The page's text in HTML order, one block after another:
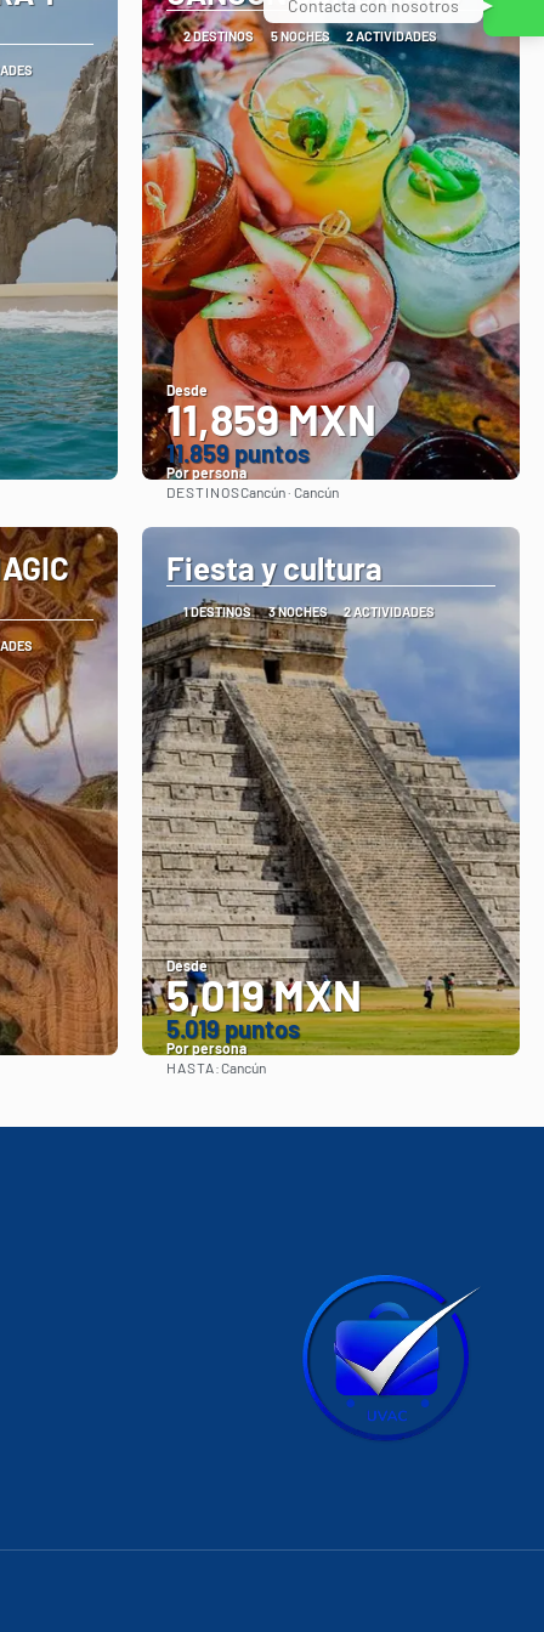
2 DESTINOS 5 NOCHES 2 ACTIVIDADES
Desde
11,859 MXN
11.859 puntos
Por persona
Ver
DESTINOSCancún · Cancún
Fiesta y cultura
1 DESTINOS 3 NOCHES 2 ACTIVIDADES
Desde
5,019 MXN
5.019 puntos
Por persona
HASTA:Cancún
Contacta con nosotros